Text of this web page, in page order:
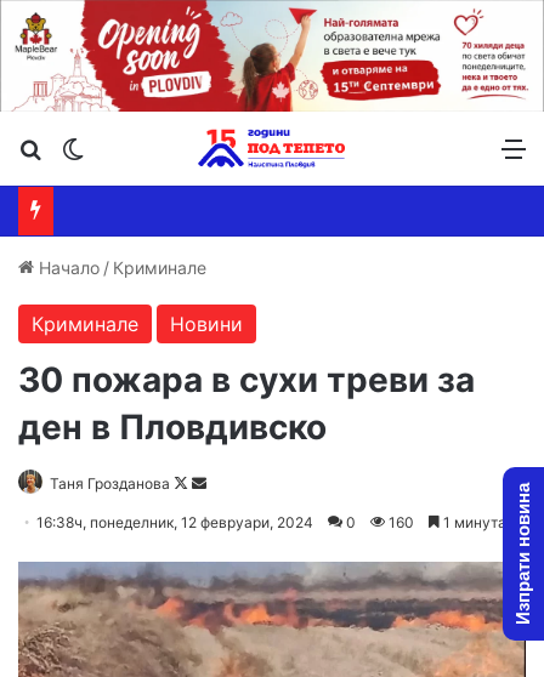
Търсене ...
Начало / Криминале
Криминале Новини
30 пожара в сухи треви за
ден в Пловдивско
Таня Грозданова
Follow
Send
16:38ч, понеделник, 12 февруари, 2024 0 160 1 минута Изпрати новина